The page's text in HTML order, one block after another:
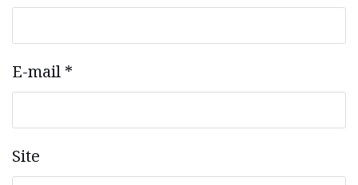
E-mail *
Site